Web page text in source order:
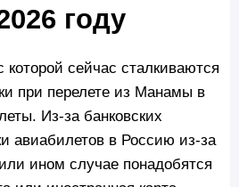
году
которой сейчас сталкиваются
при перелете из Манамы в
Из-за банковских
авиабилетов в Россию из-за
ином случае понадобятся